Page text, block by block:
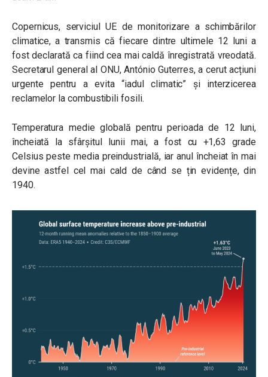
Copernicus, serviciul UE de monitorizare a schimbărilor
climatice, a transmis că fiecare dintre ultimele 12 luni a
fost declarată ca fiind cea mai caldă înregistrată vreodată.
Secretarul general al ONU, António Guterres, a cerut acțiuni
urgente pentru a evita “iadul climatic” și interzicerea
reclamelor la combustibili fosili.
Temperatura medie globală pentru perioada de 12 luni,
încheiată la sfârșitul lunii mai, a fost cu +1,63 grade
Celsius peste media preindustrială, iar anul încheiat în mai
devine astfel cel mai cald de când se țin evidențe, din
1940.